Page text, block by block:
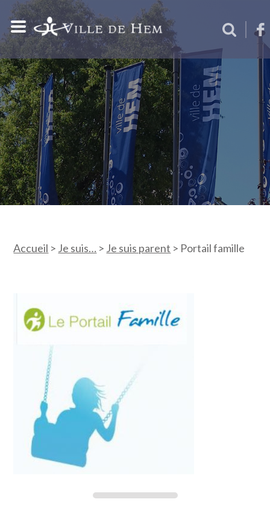
Accueil > Je suis… > Je suis parent > Portail famille